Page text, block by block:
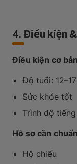
4. Điều kiện
Điều kiện cơ
Độ tuổi: 12–17
Sức khỏe tốt
Trình độ
Hồ sơ cần
Hộ chiếu